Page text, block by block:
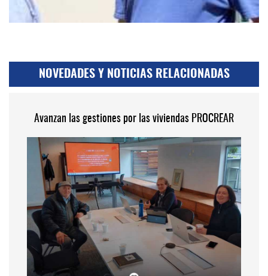
NOVEDADES Y NOTICIAS RELACIONADAS
Avanzan las gestiones por las viviendas PROCREAR